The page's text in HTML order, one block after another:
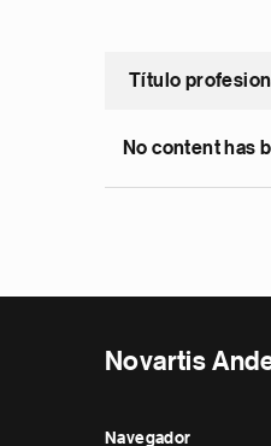
Título
No content has
Novartis
Navegador